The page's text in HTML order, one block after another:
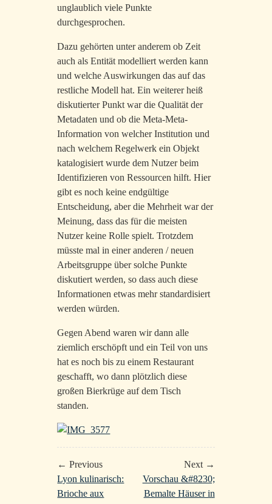
unglaublich viele Punkte
durchgesprochen.
Dazu gehörten unter anderem ob Zeit
auch als Entität modelliert werden kann
und welche Auswirkungen das auf das
restliche Modell hat. Ein weiterer heiß
diskutierter Punkt war die Qualität der
Metadaten und ob die Meta-Meta-
Information von welcher Institution und
nach welchem Regelwerk ein Objekt
katalogisiert wurde dem Nutzer beim
Identifizieren von Ressourcen hilft. Hier
gibt es noch keine endgültige
Entscheidung, aber die Mehrheit war der
Meinung, dass das für die meisten
Nutzer keine Rolle spielt. Trotzdem
müsste mal in einer anderen / neuen
Arbeitsgruppe über solche Punkte
diskutiert werden, so dass auch diese
Informationen etwas mehr standardisiert
werden würden.
Gegen Abend waren wir dann alle
ziemlich erschöpft und ein Teil von uns
hat es noch bis zu einem Restaurant
geschafft, wo dann plötzlich diese
großen Bierkrüge auf dem Tisch
standen.
← Previous
Lyon kulinarisch:
Brioche aux
Next →
Vorschau &#8230;
Bemalte Häuser in